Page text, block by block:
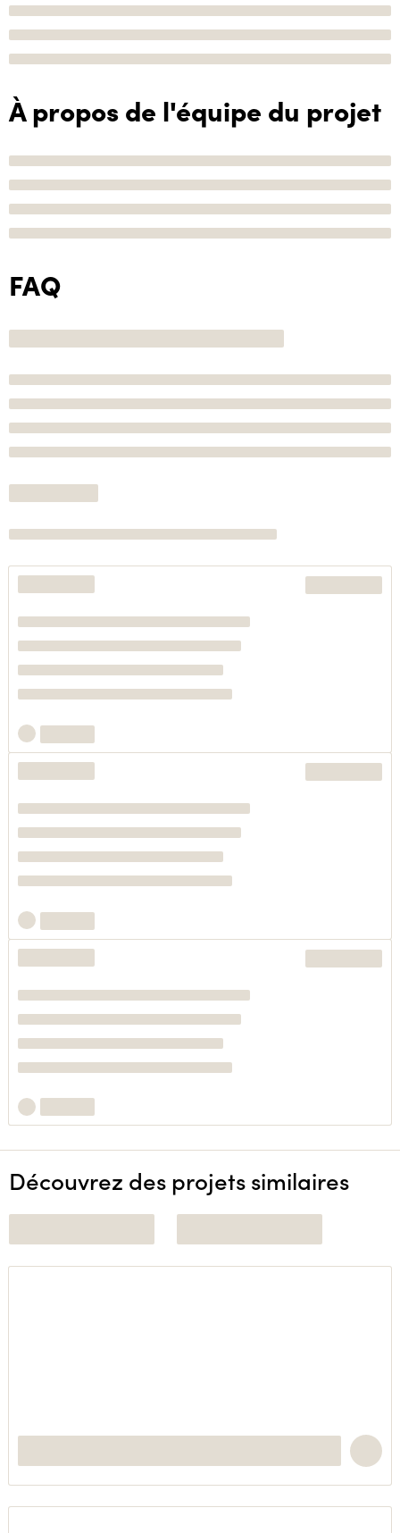
À propos de l'équipe du projet
FAQ
Découvrez des projets similaires